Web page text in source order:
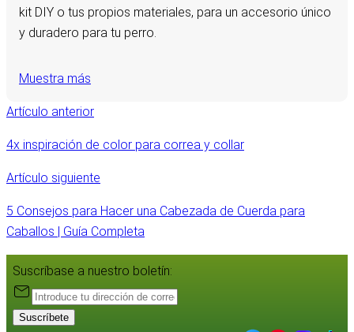
kit DIY o tus propios materiales, para un accesorio único
y duradero para tu perro.
Muestra más
Artículo anterior
4x inspiración de color para correa y collar
Artículo siguiente
5 Consejos para Hacer una Cabezada de Cuerda para
Caballos | Guía Completa
Suscríbase a nuestro boletín:
Suscríbete